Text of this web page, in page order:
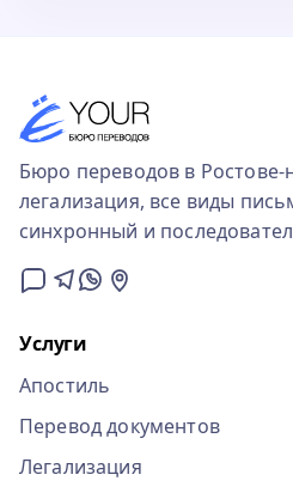
Бюро переводов в Ростове-
легализация, все виды
синхронный и
Услуги
Апостиль
Перевод документов
Легализация